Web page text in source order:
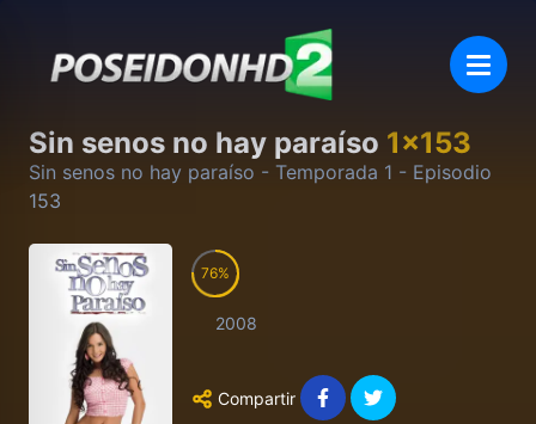
Sin senos no hay paraíso 1x153
Sin senos no hay paraíso - Temporada 1 - Episodio
153
76
2008
Compartir